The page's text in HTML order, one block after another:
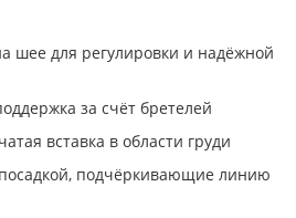
шее для регулировки и надёжной
за счёт бретелей
вставка в области груди
подчёркивающие линию